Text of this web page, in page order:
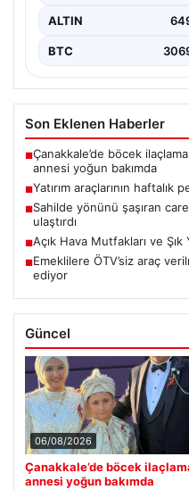
ALTIN
BTC
Son Eklenen Haberler
■Çanakkale’de böcek
annesi yoğun bakımda
■Yatırım araçlarının haftalık
■Sahilde yönünü şaşıran
ulaştırdı
■Açık Hava Mutfakları ve
■Emeklilere ÖTV’siz araç
ediyor
Güncel
06/08/2026
Çanakkale’de böcek
annesi yoğun bakımda